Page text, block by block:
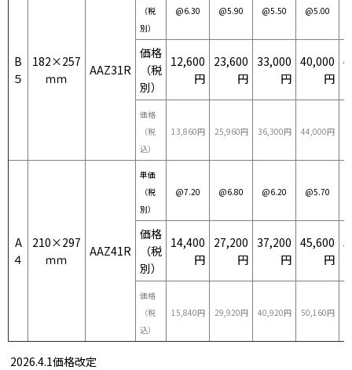
B
５
182×257
ｍｍ
AAZ31R
（税
別）
@6.30 @5.90 @5.50 @5.00
価格
（税
別）
12,600
円
23,600
円
33,000
円
40,000
円
価格
（税
込）
13,860円 25,960円 36,300円 44,000円
A
４
210×297
ｍｍ
AAZ41R
単価
（税
別）
@7.20 @6.80 @6.20 @5.70
価格
（税
別）
14,400
円
27,200
円
37,200
円
45,600
円
価格
（税
込）
15,840円 29,920円 40,920円 50,160円
2026.4.1価格改定